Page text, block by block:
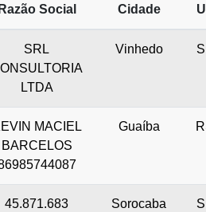
Razão Social Cidade
SRL
LTDA
Vinhedo
MACIEL
BARCELOS
Guaíba
45.871.683
Sorocaba